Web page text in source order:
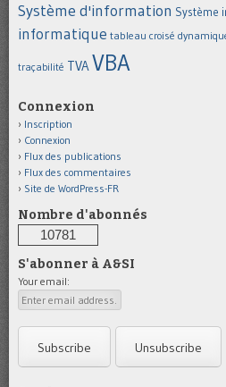
Système d'information Système
informatique tableau croisé
traçabilité TVAVBA
Connexion
Inscription
Connexion
Flux des publications
Flux des commentaires
Site de WordPress-FR
Nombre d'abonnés
10781
S'abonner à A&SI
Your email: